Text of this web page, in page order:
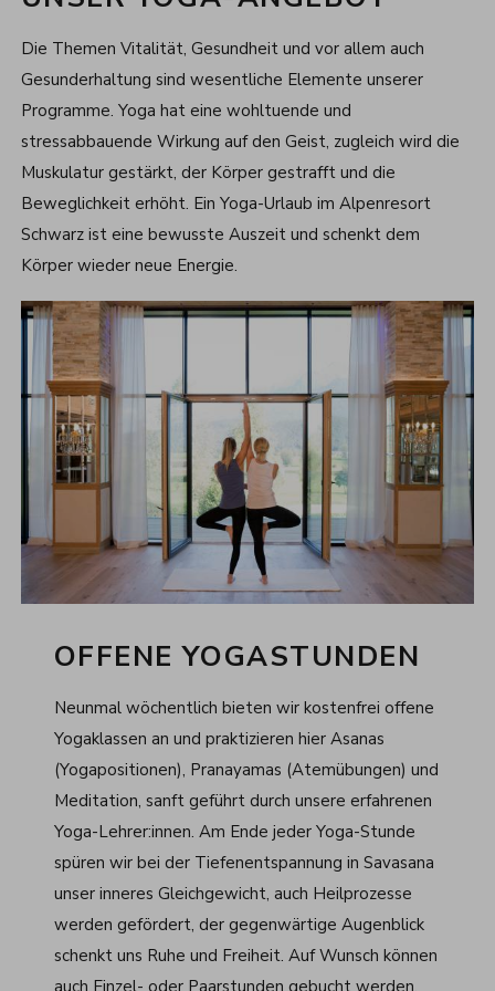
Die Themen Vitalität, Gesundheit und vor allem auch
Gesunderhaltung sind wesentliche Elemente unserer
Programme. Yoga hat eine wohltuende und
stressabbauende Wirkung auf den Geist, zugleich wird die
Muskulatur gestärkt, der Körper gestrafft und die
Beweglichkeit erhöht. Ein Yoga-Urlaub im Alpenresort
Schwarz ist eine bewusste Auszeit und schenkt dem
Körper wieder neue Energie.
OFFENE YOGASTUNDEN
Neunmal wöchentlich bieten wir kostenfrei offene
Yogaklassen an und praktizieren hier Asanas
(Yogapositionen), Pranayamas (Atemübungen) und
Meditation, sanft geführt durch unsere erfahrenen
Yoga-Lehrer:innen. Am Ende jeder Yoga-Stunde
spüren wir bei der Tiefenentspannung in Savasana
unser inneres Gleichgewicht, auch Heilprozesse
werden gefördert, der gegenwärtige Augenblick
schenkt uns Ruhe und Freiheit. Auf Wunsch können